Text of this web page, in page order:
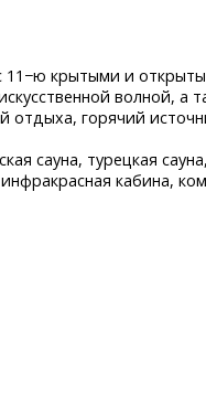
11−ю крытыми и
волной, а
отдыха, горячий
сауна, турецкая
кабина,